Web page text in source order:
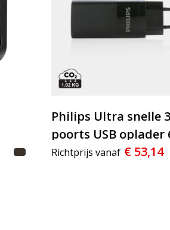
Philips Ultra snelle
poorts USB oplader
Richtprijs vanaf € 53,14